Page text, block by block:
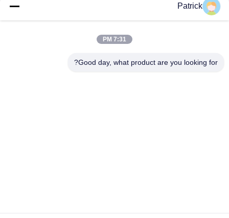
والتي سوف تساعدك على فهم الحل الذي قدمناه بعمق.
Patrick
7:31 PM
Good day, what product are you looking for?